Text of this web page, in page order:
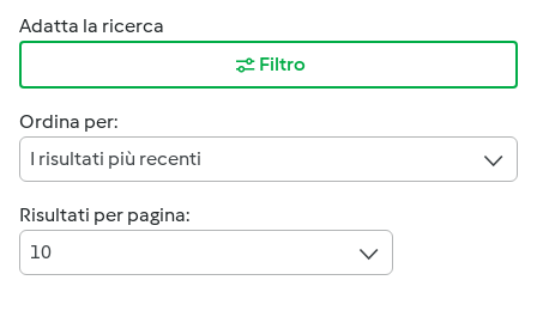
Adatta la ricerca
Filtro
Ordina per:
I risultati più recenti
Risultati per pagina:
10